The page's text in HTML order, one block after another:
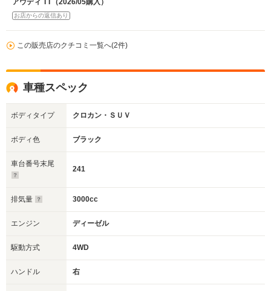
アウディ TT（2026/05購入）
お店からの返信あり
この販売店のクチコミ一覧へ(2件)
車種スペック
ボディタイプ クロカン・ＳＵＶ
ボディ色 ブラック
車台番号末尾
241
排気量 3000cc
エンジン ディーゼル
駆動方式 4WD
ハンドル 右